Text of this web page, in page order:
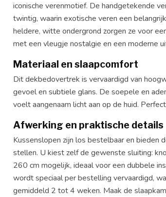
iconische verenmotief. De handgetekende
twintig, waarin exotische veren een
heldere, witte ondergrond zorgen ze voor
met een vleugje nostalgie en een moderne
Materiaal en slaapcomfort
Dit dekbedovertrek is vervaardigd van
gevoel en subtiele glans. De soepele en
voelt aangenaam licht aan op de huid.
Afwerking en praktische details
Kussenslopen zijn los bestelbaar en bieden
stellen. U kiest zelf de gewenste sluiting:
260 cm mogelijk, ideaal voor een dubbele
wordt speciaal per bestelling vervaardigd,
gemiddeld 2 tot 4 weken. Maak de